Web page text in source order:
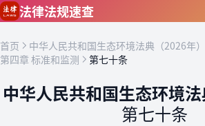
跳到主要内容
法律法规速查
首页 中华人民共和国生态环境法典（2026年）
第四章 标准和监测
第七十条
中华人民共和国生态环境法
第七十条